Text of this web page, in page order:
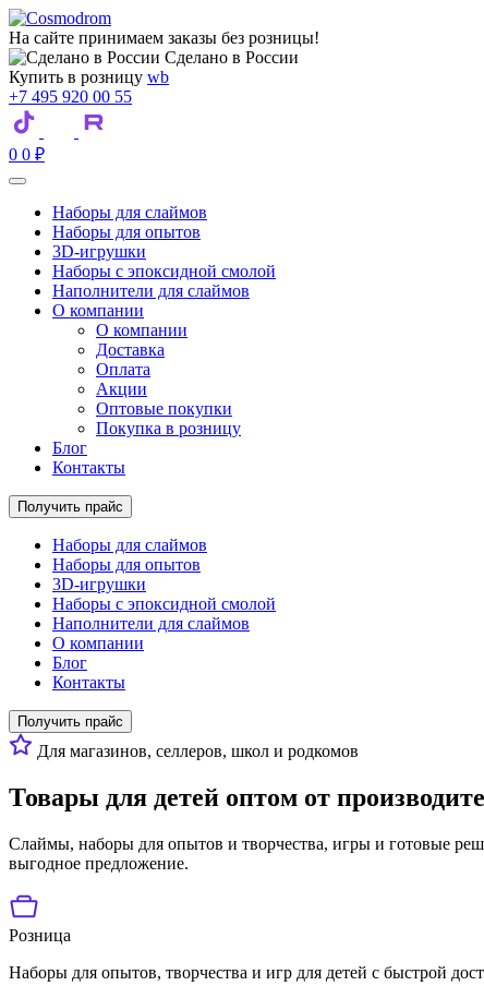
На сайте принимаем заказы без розницы!
Сделано в России
Купить в розницу wb
+7 495 920 00 55
0 0 ₽
Наборы для слаймов
Наборы для опытов
3D-игрушки
Наборы с эпоксидной смолой
Наполнители для слаймов
О компании
О компании
Доставка
Оплата
Акции
Оптовые покупки
Покупка в розницу
Блог
Контакты
Получить прайс
Наборы для слаймов
Наборы для опытов
3D-игрушки
Наборы с эпоксидной смолой
Наполнители для слаймов
О компании
Блог
Контакты
Получить прайс
Для магазинов, селлеров, школ и родкомов
Товары для детей оптом от
Слаймы, наборы для опытов и творчества, игры и готовые
выгодное предложение.
Розница
Наборы для опытов, творчества и игр для детей с быстрой